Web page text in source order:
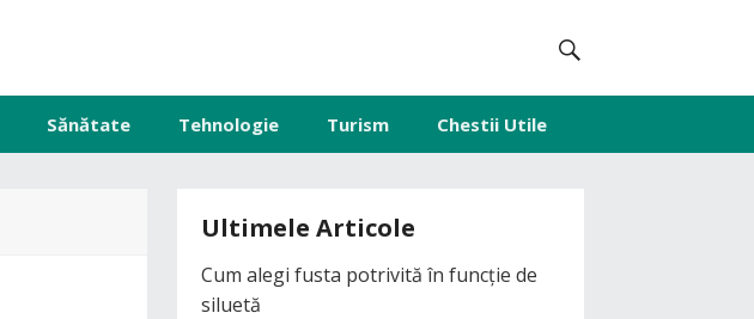
Sănătate Tehnologie Turism Chestii Utile
Ultimele Articole
Cum alegi fusta potrivită în funcție de
siluetă